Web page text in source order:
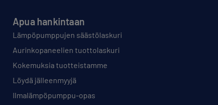
Apua hankintaan
Lämpöpumppujen säästölaskuri
Aurinkopaneelien tuottolaskuri
Kokemuksia tuotteistamme
Löydä jälleenmyyjä
Ilmalämpöpumppu-opas